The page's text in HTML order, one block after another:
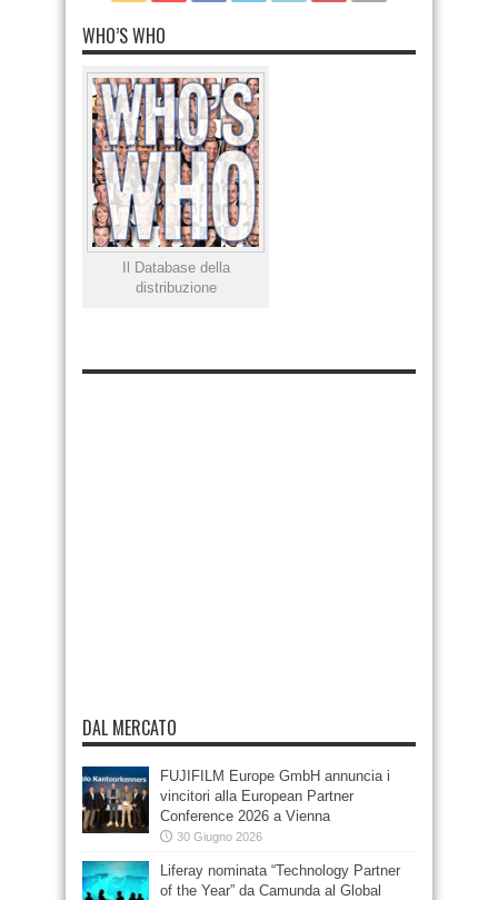
WHO’S WHO
Il Database della
distribuzione
DAL MERCATO
FUJIFILM Europe GmbH annuncia i
vincitori alla European Partner
Conference 2026 a Vienna
30 Giugno 2026
Liferay nominata “Technology Partner
of the Year” da Camunda al Global